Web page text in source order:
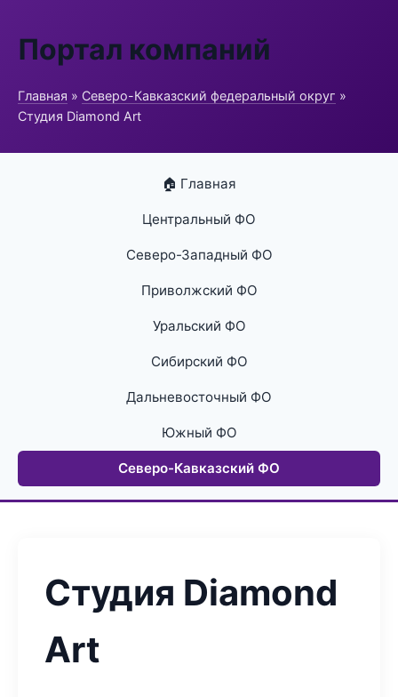
Портал компаний
Главная » Северо-Кавказский федеральный округ »
Студия Diamond Art
🏠 Главная
Центральный ФО
Северо-Западный ФО
Приволжский ФО
Уральский ФО
Сибирский ФО
Дальневосточный ФО
Южный ФО
Северо-Кавказский ФО
Студия Diamond
Art